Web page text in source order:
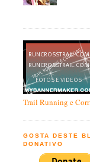
Trail Running e
GOSTA DESTE
DONATIVO